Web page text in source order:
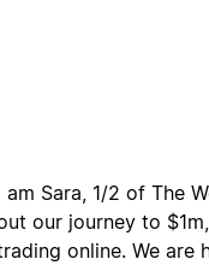
Hi! I am Sara, 1/2 of
about our journey
and trading online.